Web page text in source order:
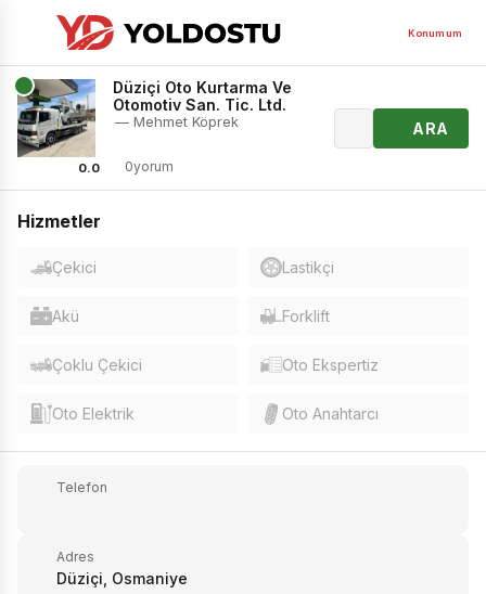
Konumum
0.0
Düziçi Oto Kurtarma Ve
Otomotiv San. Tic. Ltd.
— Mehmet Köprek
0yorum
ARA
Hizmetler
Çekici Lastikçi
Akü Forklift
Çoklu Çekici Oto Ekspertiz
Oto Elektrik Oto Anahtarcı
Telefon
Adres
Düziçi, Osmaniye